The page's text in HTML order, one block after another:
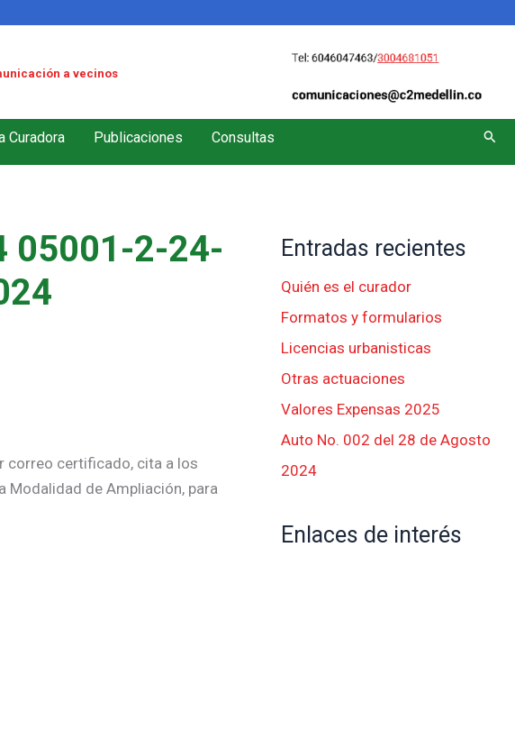
a vecinos
Curadora Publicaciones Consultas
05001-2-24-
correo certificado, cita a los
Modalidad de Ampliación, para
Entradas recientes
Quién es el curador
Formatos y formularios
Licencias urbanisticas
Otras actuaciones
Valores Expensas 2025
Auto No. 002 del 28 de Agosto
2024
Enlaces de interés